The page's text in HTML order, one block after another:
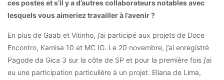
ces postes et s’il y a d’autres collaborateurs notables avec
lesquels vous aimeriez travailler à l’avenir ?
En plus de Gaab et Vitinho, j’ai participé aux projets de Doce
Encontro, Kamisa 10 et MC IG. Le 20 novembre, j’ai enregistré
Pagode da Gica 3 sur la côte de SP et pour la première fois j’ai
eu une participation particulière à un projet. Eliana de Lima,